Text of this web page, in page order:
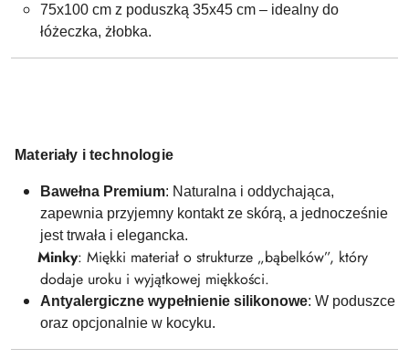
75x100 cm z poduszką 35x45 cm – idealny do
łóżeczka, żłobka.
Materiały i technologie
Bawełna Premium: Naturalna i oddychająca,
zapewnia przyjemny kontakt ze skórą, a jednocześnie
jest trwała i elegancka.
Minky: Miękki materiał o strukturze „bąbelków”, który
dodaje uroku i wyjątkowej miękkości.
Antyalergiczne wypełnienie silikonowe: W poduszce
oraz opcjonalnie w kocyku.